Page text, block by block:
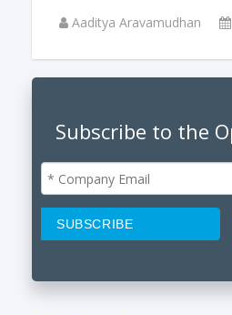
Aaditya Aravamudhan
Subscribe to the